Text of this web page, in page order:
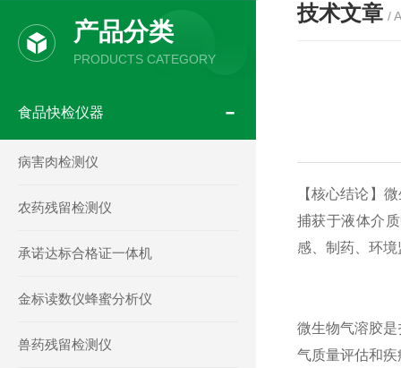
技术文章 /
【核心结论】
捕获于液体介
感、制药、环
微生物气溶胶
气质量评估和
产品分类
PRODUCTS CATEGORY
食品快检仪器
病害肉检测仪
农药残留检测仪
承诺达标合格证一体机
金标读数仪蜂蜜分析仪
兽药残留检测仪